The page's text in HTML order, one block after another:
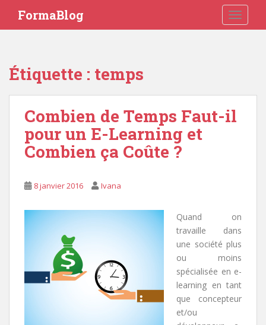
i
FormaBlog
Étiquette : temps
Combien de Temps Faut-il
pour un E-Learning et
Combien ça Coûte ?
8 janvier 2016 Ivana
Quand on
travaille dans
une société plus
ou moins
spécialisée en e-
learning en tant
que concepteur
et/ou